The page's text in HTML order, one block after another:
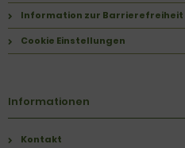
Information zur Barrierefreiheit
Cookie Einstellungen
Informationen
Kontakt